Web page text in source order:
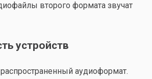
второго формата звучат
устройств
аудиоформат.